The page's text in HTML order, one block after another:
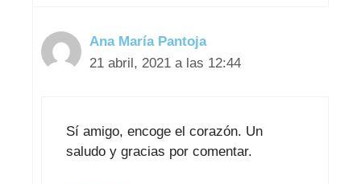
Ana María Pantoja
21 abril, 2021 a las 12:44
Sí amigo, encoge el corazón. Un
saludo y gracias por comentar.